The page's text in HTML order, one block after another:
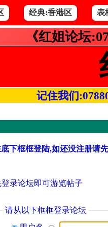
经典:香港区 表
《红姐论坛
记住我们
下框框登陆,如还没注册请
录论坛即可游览帖子
请从以下框框登录论坛